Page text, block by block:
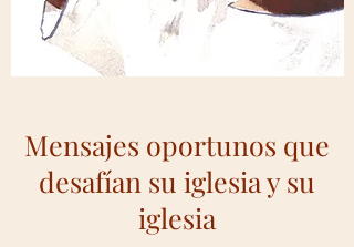
Mensajes oportunos que
desafían su iglesia y su
iglesia